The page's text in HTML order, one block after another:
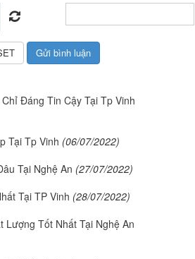
Đáng Tin Cậy Tại Tp Vinh
Tại Tp Vinh (06/07/2022)
Tại Nghệ An (27/07/2022)
Tại TP Vinh (28/07/2022)
Lượng Tốt Nhất Tại Nghệ An